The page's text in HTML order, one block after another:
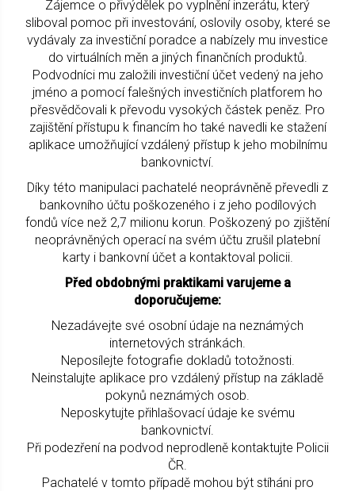
Zájemce o přivýdělek po vyplnění inzerátu, který
sliboval pomoc při investování, oslovily osoby, které se
vydávaly za investiční poradce a nabízely mu investice
do virtuálních měn a jiných finančních produktů.
Podvodníci mu založili investiční účet vedený na jeho
jméno a pomocí falešných investičních platforem ho
přesvědčovali k převodu vysokých částek peněz. Pro
zajištění přístupu k financím ho také navedli ke stažení
aplikace umožňující vzdálený přístup k jeho mobilnímu
bankovnictví.
Díky této manipulaci pachatelé neoprávněně převedli z
bankovního účtu poškozeného i z jeho podílových
fondů více než 2,7 milionu korun. Poškozený po zjištění
neoprávněných operací na svém účtu zrušil platební
karty i bankovní účet a kontaktoval policii.
Před obdobnými praktikami varujeme a
doporučujeme:
Nezadávejte své osobní údaje na neznámých
internetových stránkách.
Neposílejte fotografie dokladů totožnosti.
Neinstalujte aplikace pro vzdálený přístup na základě
pokynů neznámých osob.
Neposkytujte přihlašovací údaje ke svému
bankovnictví.
Při podezření na podvod neprodleně kontaktujte Policii
ČR.
Pachatelé v tomto případě mohou být stíháni pro